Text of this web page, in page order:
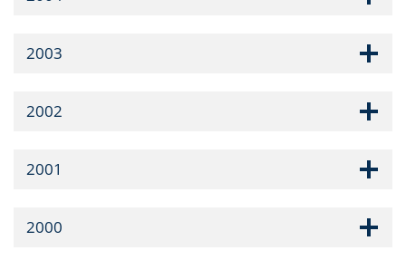
2003
2002
2001
2000